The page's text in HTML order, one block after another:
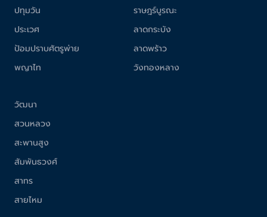
ปทุมวัน
ประเวศ
ป้อมปราบศัตรูพ่าย
พญาไท
ราษฎร์บูรณะ
ลาดกระบัง
ลาดพร้าว
วังทองหลาง
วัฒนา
สวนหลวง
สะพานสูง
สัมพันธวงศ์
สาทร
สายไหม